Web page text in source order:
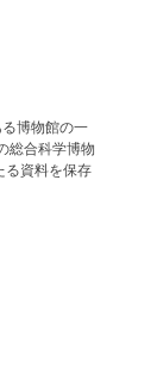
る博物館の一
総合科学博物
る資料を保存